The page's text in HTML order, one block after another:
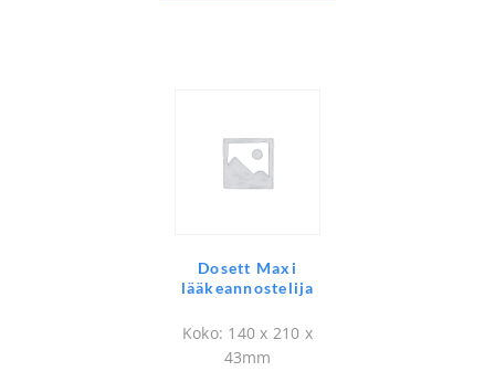
Dosett Maxi
lääkeannostelija
Koko: 140 x 210 x
43mm